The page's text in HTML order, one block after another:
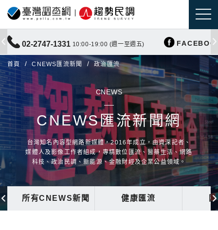
02-2747-1331 10:00-19:00 (週一至週五)
首頁 CNEWS匯流新聞 政治匯流
CNEWS
CNEWS匯流新聞網
台灣知名內容型網路新媒體，2016年成立，由資深記者、
媒體人及影像工作者組成，專精數位匯流、醫藥生活、網路
科技、政治民調、新能源、金融財經及企業公益領域。
所有CNEWS新聞 健康匯流